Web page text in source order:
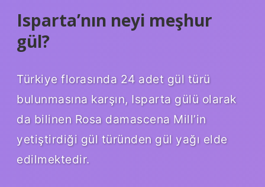
Isparta’nın neyi meşhur
gül?
Türkiye florasında 24 adet gül türü
bulunmasına karşın, Isparta gülü olarak
da bilinen Rosa damascena Mill’in
yetiştirdiği gül türünden gül yağı elde
edilmektedir.